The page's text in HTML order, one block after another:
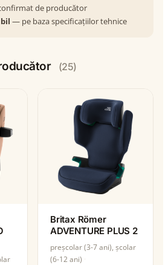
de producător
— pe baza specificațiilor tehnice
(25)
Britax Römer
ADVENTURE PLUS 2
preșcolar (3-7 ani), școlar
(6-12 ani)